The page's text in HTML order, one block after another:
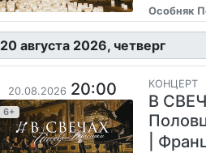
Особняк
20 августа 2026, четверг
20.08.2026 20:00
6+
КОНЦЕРТ
В
|